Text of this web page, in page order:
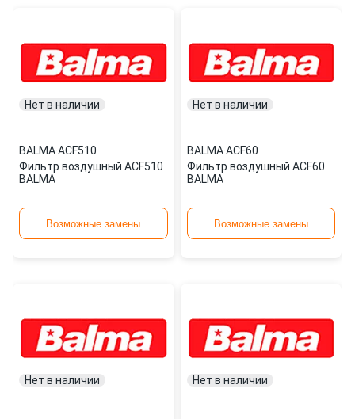
Нет в наличии
BALMA·ACF510
Фильтр воздушный ACF510
BALMA
Возможные замены
Нет в наличии
BALMA·ACF60
Фильтр воздушный ACF60
BALMA
Возможные замены
Нет в наличии Нет в наличии